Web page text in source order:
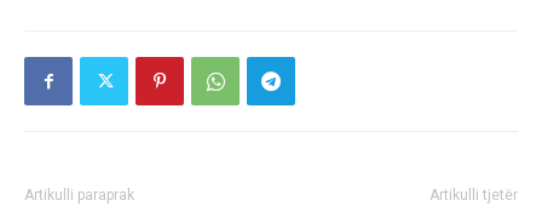
Artikulli paraprak Artikulli tjetër